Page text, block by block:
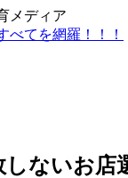
メディア
べてを網羅！！！
ないお店